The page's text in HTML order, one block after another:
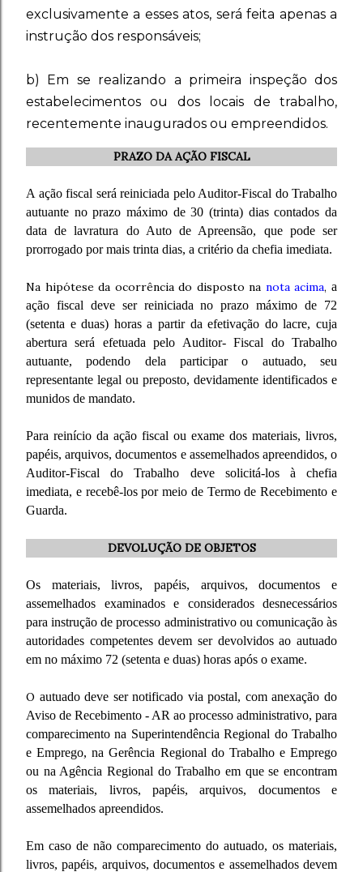
exclusivamente a esses atos, será feita apenas a
instrução dos responsáveis;
b) Em se realizando a primeira inspeção dos
estabelecimentos ou dos locais de trabalho,
recentemente inaugurados ou empreendidos.
PRAZO DA AÇÃO FISCAL
A ação fiscal será reiniciada pelo Auditor-Fiscal do Trabalho
autuante no prazo máximo de 30 (trinta) dias contados da
data de lavratura do Auto de Apreensão, que pode ser
prorrogado por mais trinta dias, a critério da chefia imediata.
Na hipótese da ocorrência do disposto na nota acima,a
ação fiscal deve ser reiniciada no prazo máximo de 72
(setenta e duas) horas a partir da efetivação do lacre, cuja
abertura será efetuada pelo Auditor- Fiscal do Trabalho
autuante, podendo dela participar o autuado, seu
representante legal ou preposto, devidamente identificados e
munidos de mandato.
Para reinício da ação fiscal ou exame dos materiais, livros,
papéis, arquivos, documentos e assemelhados apreendidos, o
Auditor-Fiscal do Trabalho deve solicitá-los à chefia
imediata, e recebê-los por meio de Termo de Recebimento e
Guarda.
DEVOLUÇÃO DE OBJETOS
Os materiais, livros, papéis, arquivos, documentos e
assemelhados examinados e considerados desnecessários
para instrução de processo administrativo ou comunicação às
autoridades competentes devem ser devolvidos ao autuado
em no máximo 72 (setenta e duas) horas após o exame.
O autuado deve ser notificado via postal, com anexação do
Aviso de Recebimento - AR ao processo administrativo, para
comparecimento na Superintendência Regional do Trabalho
e Emprego, na Gerência Regional do Trabalho e Emprego
ou na Agência Regional do Trabalho em que se encontram
os materiais, livros, papéis, arquivos, documentos e
assemelhados apreendidos.
Em caso de não comparecimento do autuado, os materiais,
livros, papéis, arquivos, documentos e assemelhados devem